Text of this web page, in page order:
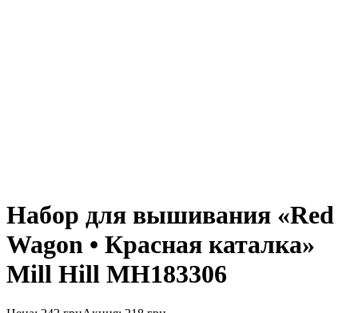
Набор для вышивания «Red
Wagon • Красная каталка»
Mill Hill MH183306